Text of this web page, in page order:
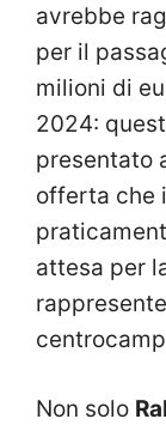
avrebbe
per il
milioni di
2024:
presentato
offerta che
attesa per
Non solo